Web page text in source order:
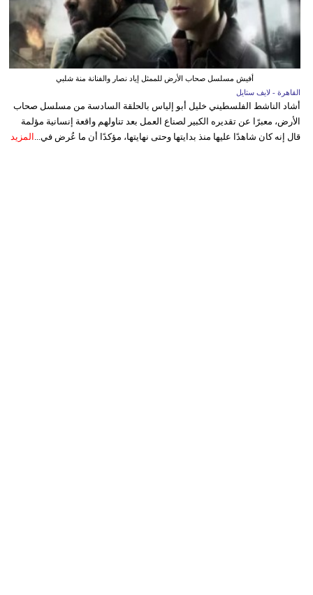
أفيش مسلسل صحاب الأرض للممثل إياد نصار والفنانة منة شلبي
القاهرة - لايف ستايل
أشاد الناشط الفلسطيني خليل أبو إلياس بالحلقة السادسة من مسلسل صحاب
الأرض، معبرًا عن تقديره الكبير لصناع العمل بعد تناولهم واقعة إنسانية مؤلمة
قال إنه كان شاهدًا عليها منذ بدايتها وحتى نهايتها، مؤكدًا أن ما عُرض في... المزيد